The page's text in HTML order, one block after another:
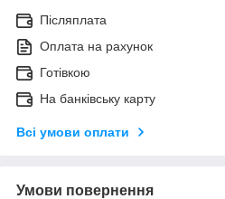
Післяплата
Оплата на рахунок
Готівкою
На банківську карту
Всі умови оплати
Умови повернення